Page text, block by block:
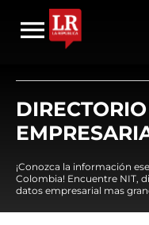
¡Conozca la información
Colombia! Encuentre NIT,
datos empresarial mas